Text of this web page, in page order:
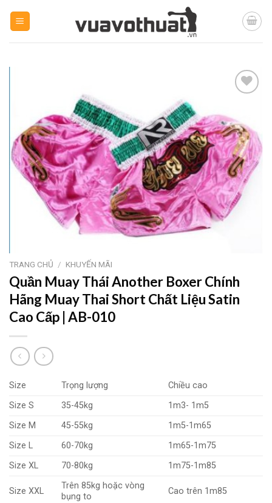
TRANG CHỦ / KHUYẾN MÃI
Quần Muay Thái Another Boxer Chính
Hãng Muay Thai Short Chất Liệu Satin
Cao Cấp | AB-010
Size Trọng lượng
Chiều cao
Size S
35-45kg
1m3- 1m5
Size M
45-55kg
1m5-1m65
Size L
60-70kg
1m65-1m75
Size XL
70-80kg 1m75-1m85
Size XXL
Trên 85kg hoặc vòng
bụng to
Cao trên 1m85